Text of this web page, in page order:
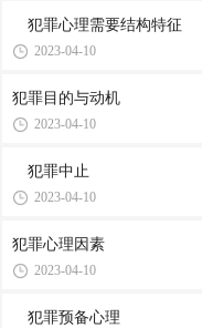
犯罪心理需要结构特征
2023-04-10
犯罪目的与动机
2023-04-10
犯罪中止
2023-04-10
犯罪心理因素
2023-04-10
犯罪预备心理